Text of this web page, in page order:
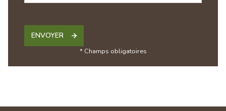
ENVOYER
* Champs obligatoires